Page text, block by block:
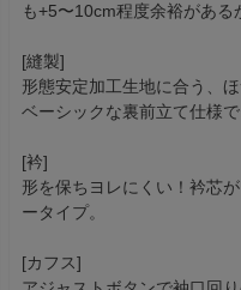
も+5〜10cm程度余裕がある
[縫製]
形態安定加工生地に合う、
ベーシックな裏前立て仕様
[衿]
形を保ちヨレにくい！衿芯
ータイプ。
[カフス]